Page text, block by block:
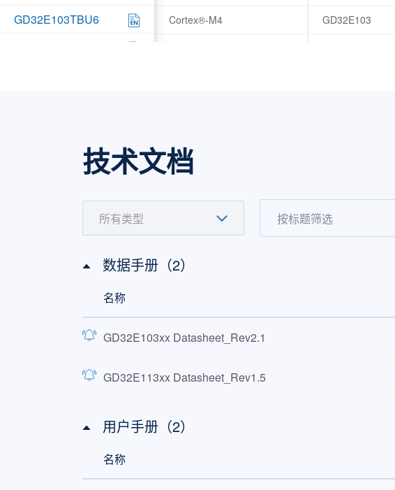
GD32E103TBU6 Cortex®-M4 GD32E103
GD32E103V8T6 Cortex®-M4
技术文档
数据手册（2）
名称
GD32E103xx Datasheet_Rev2.1
GD32E113xx Datasheet_Rev1.5
用户手册（2）
名称